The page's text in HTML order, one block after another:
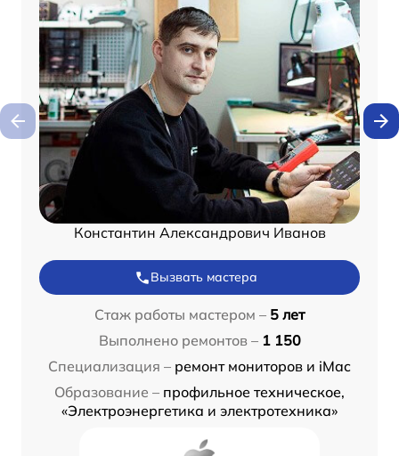
Константин Александрович Иванов
Вызвать мастера
Стаж работы мастером – 5 лет
Выполнено ремонтов – 1 150
Специализация – ремонт мониторов и iMac
Образование – профильное техническое,
«Электроэнергетика и электротехника»